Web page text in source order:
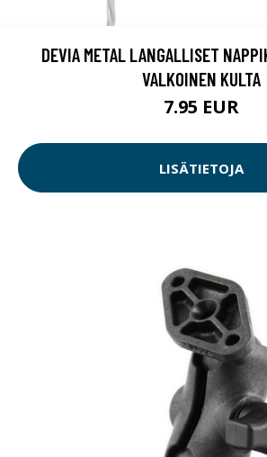
DEVIA METAL LANGALLISET
VALKOINEN KULTA
7.95 EUR
LISÄTIETOJA